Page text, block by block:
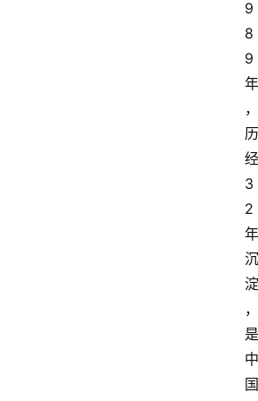
9
8
9
年
，
历
经
3
2
年
沉
淀
，
是
中
国